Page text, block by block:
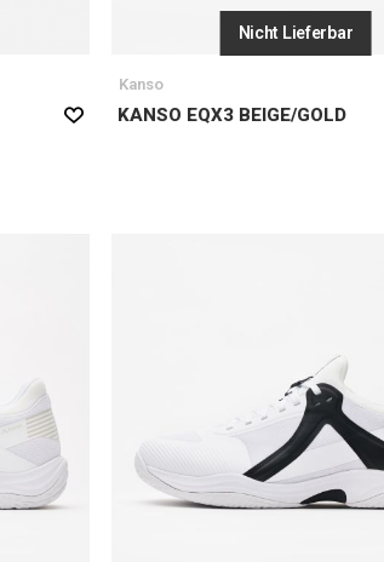
Nicht Lieferbar
Kanso
KANSO EQX3 BEIGE/GOLD